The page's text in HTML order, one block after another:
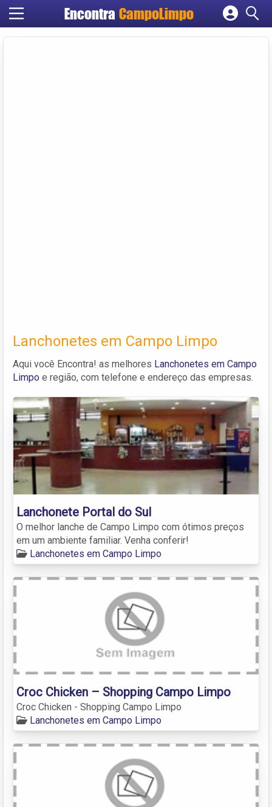
Encontra CampoLimpo
Cadastrar empresa
Lanchonetes em Campo Limpo
Aqui você Encontra! as melhores Lanchonetes em Campo
Limpo e região, com telefone e endereço das empresas.
Lanchonete Portal do Sul
O melhor lanche de Campo Limpo com ótimos preços
em um ambiente familiar. Venha conferir!
Lanchonetes em Campo Limpo
Croc Chicken – Shopping Campo Limpo
Croc Chicken - Shopping Campo Limpo
Lanchonetes em Campo Limpo